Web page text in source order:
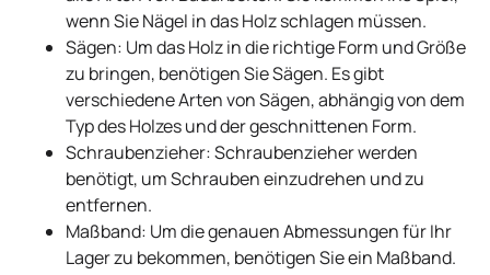
wenn Sie Nägel in das Holz schlagen müssen.
Sägen: Um das Holz in die richtige Form und Größe
zu bringen, benötigen Sie Sägen. Es gibt
verschiedene Arten von Sägen, abhängig von dem
Typ des Holzes und der geschnittenen Form.
Schraubenzieher: Schraubenzieher werden
benötigt, um Schrauben einzudrehen und zu
entfernen.
Maßband: Um die genauen Abmessungen für Ihr
Lager zu bekommen, benötigen Sie ein Maßband.